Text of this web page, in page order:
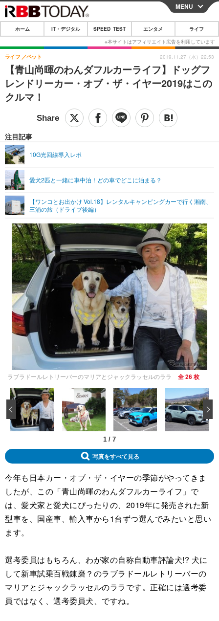
CLOSE
ホーム
IT・デジタル
IT・デジタルTOP スマートフォン
ショッピング その他
SPEED TEST
エンタメ
エンタメTOP 映画・ドラマ
音楽
ペット
リリース一覧
プッシュ通知の停止方法
MENU
ホーム IT・デジタル SPEED TEST エンタメ ライフ
【青山尚暉のわんダフルカーライフ】ドッグフ
レンドリーカー・オブ・ザ・イヤー2019はこの
クルマ！
ライフ ペット
注目記事
10G光回線導入レポ
愛犬2匹と一緒に車中泊！どの車でどこに泊まる？
【ワンコとお出かけ Vol.18】レンタルキャンピングカーで行く湘南、
三浦の旅（ドライブ後編）
2019.11.27（水）22:53
ラブラドールレトリーバーのマリアとジャックラッセルのララ 全 26 枚
1 / 7
‹
写真をすべて見る
今年も日本カー・オブ・ザ・イヤーの季節がやってきま
したが、この「青山尚暉のわんダフルカーライフ」で
は、愛犬家と愛犬にぴったりの、2019年に発売された新
型車を、国産車、輸入車から1台ずつ選んでみたいと思い
ます。
選考委員はもちろん、わが家の自称自動車評論犬!? 犬に
して新車試乗百戦錬磨？のラブラドールレトリーバーの
マリアとジャックラッセルのララです。正確には選考委
員ではなく、選考委員犬、ですね。